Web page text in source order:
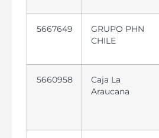
5667649
GRUPO PHN
CHILE
5660958
Caja La
Araucana